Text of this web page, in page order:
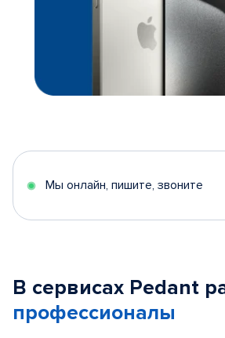
Мы онлайн, пишите, звоните
В сервисах Pedant
профессионалы